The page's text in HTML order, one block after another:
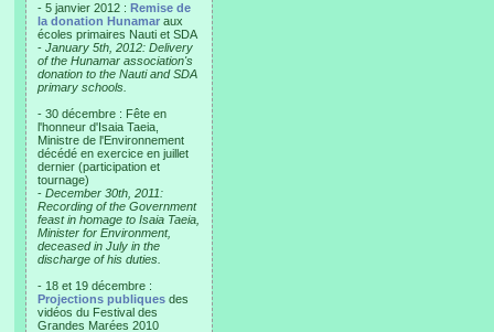
- 5 janvier 2012 : Remise de
la donation Hunamar aux
écoles primaires Nauti et SDA
- January 5th, 2012: Delivery
of the Hunamar association's
donation to the Nauti and SDA
primary schools.
- 30 décembre : Fête en
l'honneur d'Isaia Taeia,
Ministre de l'Environnement
décédé en exercice en juillet
dernier (participation et
tournage)
- December 30th, 2011:
Recording of the Government
feast in homage to Isaia Taeia,
Minister for Environment,
deceased in July in the
discharge of his duties.
- 18 et 19 décembre :
Projections publiques des
vidéos du Festival des
Grandes Marées 2010